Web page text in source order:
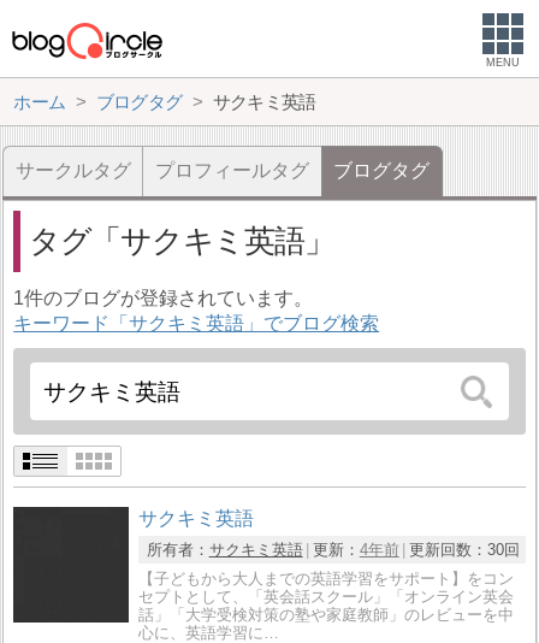
MENU
ホーム ブログタグ サクキミ英語
サークルタグ プロフィールタグ ブログタグ
タグ サクキミ英語
1件のブログが登録されています。
キーワード「サクキミ英語」でブログ検索
サクキミ英語
所有者： サクキミ英語 更新： 4年前 更新回数： 30回
【子どもから大人までの英語学習をサポート】をコン
セプトとして、「英会話スクール」「オンライン英会
話」「大学受検対策の塾や家庭教師」のレビューを中
心に、英語学習に…